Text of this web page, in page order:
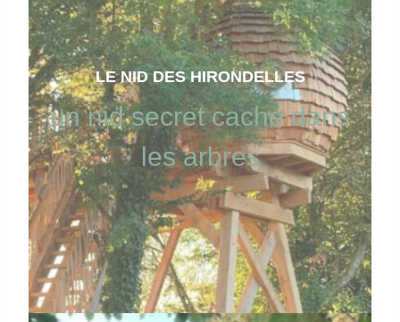
LE NID DES HIRONDELLES
un nid secret cache dans
les arbres